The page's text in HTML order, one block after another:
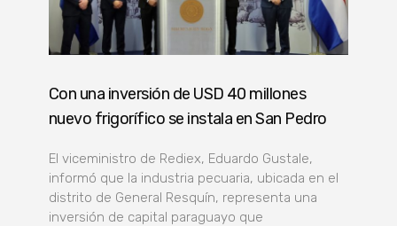
Con una inversión de USD 40 millones
nuevo frigorífico se instala en San Pedro
El viceministro de Rediex, Eduardo Gustale,
informó que la industria pecuaria, ubicada en el
distrito de General Resquín, representa una
inversión de capital paraguayo que